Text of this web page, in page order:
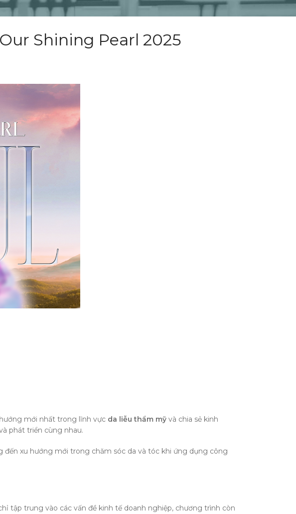
Shining Pearl 2025
mới nhất trong lĩnh vực da liễu thẩm mỹ và chia sẻ kinh
phát triển cùng nhau.
đến xu hướng mới trong chăm sóc da và tóc khi ứng dụng công
tập trung vào các vấn đề kinh tế doanh nghiệp, chương trình còn